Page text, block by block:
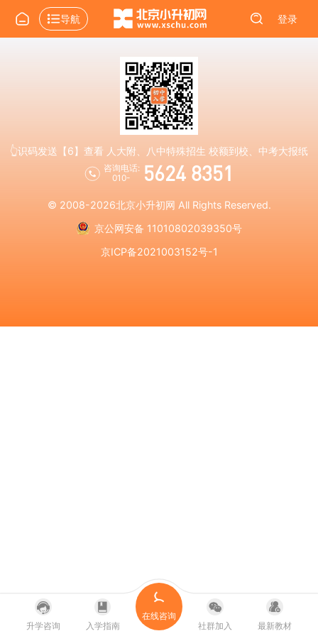
导航 登录
👆识码发送【6】查看 人大附、八中特殊招生 校额到校、中考大报纸
咨询电话:
010-
5624 8351
© 2008-2026北京小升初网 All Rights Reserved.
京公网安备 11010802039350号
京ICP备2021003152号-1
升学咨询 入学指南
在线咨询
社群加入
最新教材